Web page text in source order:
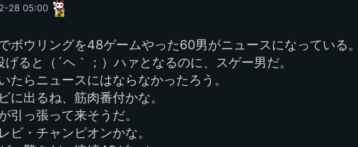
手拭いの旅
28 05:00
ボウリングを48ゲームやった60男がニュースになっている。
げると（´ヘ｀；）ハァとなるのに、スゲー男だ。
たらニュースにはならなかったろう。
に出るね、筋肉番付かな。
引っ張って来そうだ。
ビ・チャンピオンかな。